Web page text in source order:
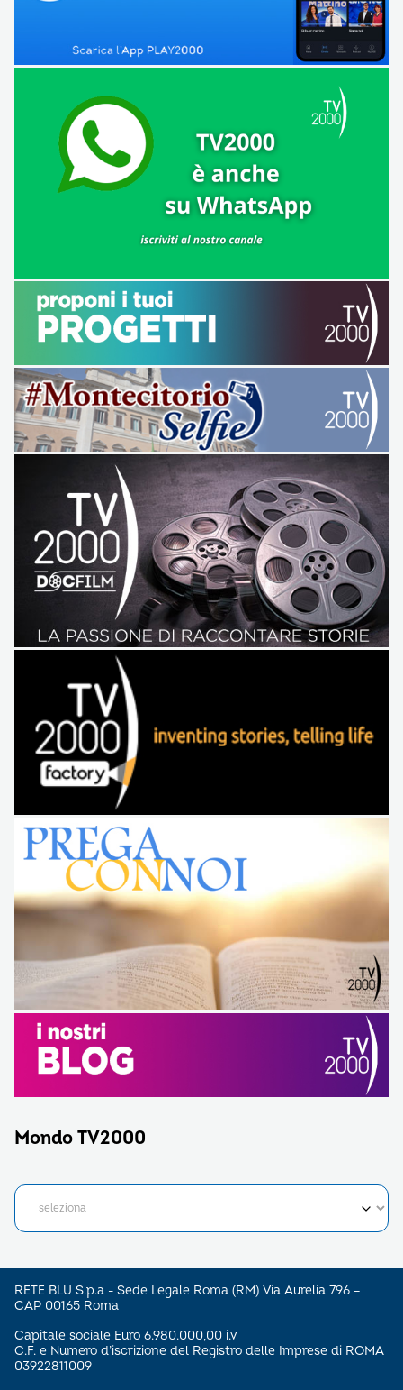
Mondo TV2000
RETE BLU S.p.a - Sede Legale Roma (RM) Via Aurelia 796 –
CAP 00165 Roma
Capitale sociale Euro 6.980.000,00 i.v
C.F. e Numero d’iscrizione del Registro delle Imprese di ROMA
03922811009